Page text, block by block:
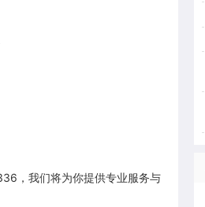
，我们将为你提供专业服务与